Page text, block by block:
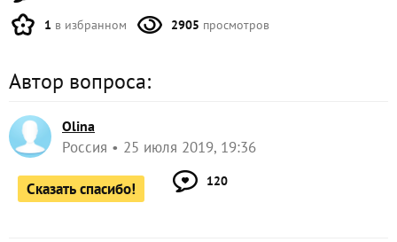
1 в избранном 2905 просмотров
Автор вопроса:
Olina
Россия 25 июля 2019, 19:36
Сказать спасибо! 120